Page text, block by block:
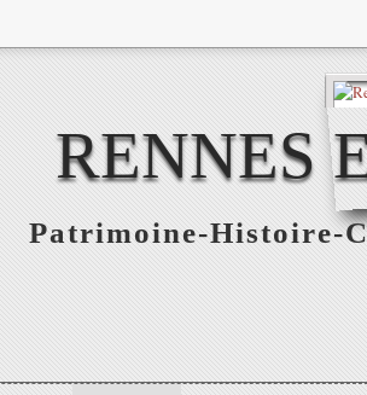
RENNES
Patrimoine-Histoire-